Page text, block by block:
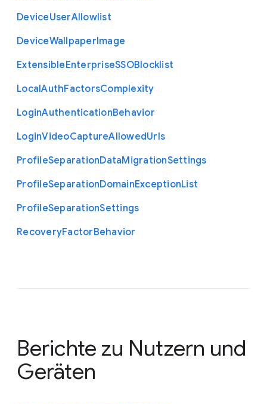
DeviceUserAllowlist
DeviceWallpaperImage
ExtensibleEnterpriseSSOBlocklist
LocalAuthFactorsComplexity
LoginAuthenticationBehavior
LoginVideoCaptureAllowedUrls
ProfileSeparationDataMigrationSettings
ProfileSeparationDomainExceptionList
ProfileSeparationSettings
RecoveryFactorBehavior
Berichte zu Nutzern und
Geräten